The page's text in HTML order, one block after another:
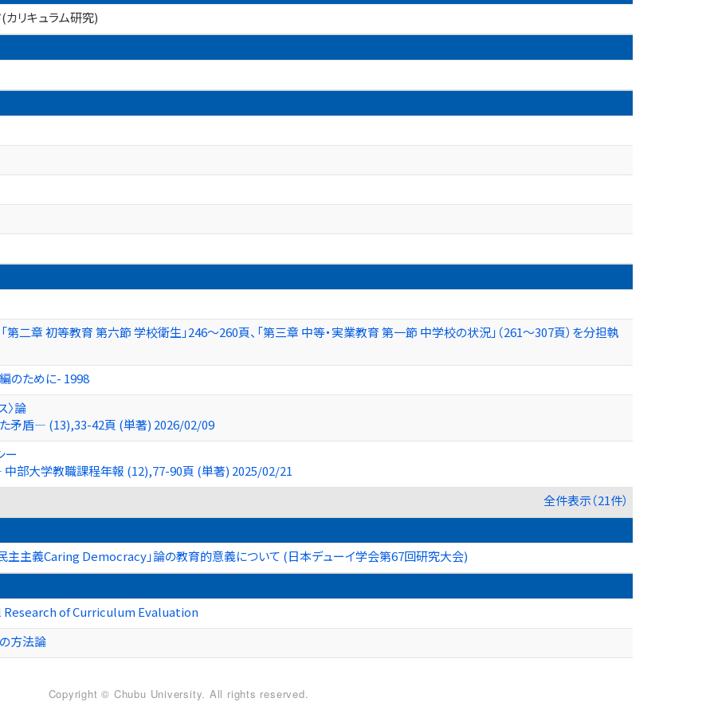
リキュラム研究)
第二章 初等教育 第六節 学校衛生」246～260頁、「第三章 中等・実業教育 第一節 中学校の状況」（261～307頁）を分担執
のために- 1998
〉論
矛盾― (13),33-42頁 (単著) 2026/02/09
ー
部大学教職課程年報 (12),77-90頁 (単著) 2025/02/21
全件表示（21件）
民主主義Caring Democracy」論の教育的意義について (日本デューイ学会第67回研究大会)
of Curriculum Evaluation
方法論
Copyright © Chubu University. All rights reserved.